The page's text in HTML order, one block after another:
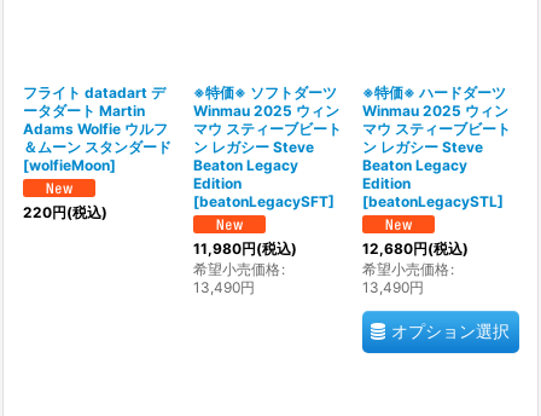
フライト datadart デ
ータダート Martin
Adams Wolfie ウルフ
＆ムーン スタンダード
[wolfieMoon]
220円(税込)
※特価※ ソフトダーツ
Winmau 2025 ウィン
マウ スティーブビート
ン レガシー Steve
Beaton Legacy
Edition
[beatonLegacySFT]
11,980円(税込)
希望小売価格:
13,490円
※特価※ ハードダーツ
Winmau 2025 ウィン
マウ スティーブビート
ン レガシー Steve
Beaton Legacy
Edition
[beatonLegacySTL]
12,680円(税込)
希望小売価格:
13,490円
オプション選択